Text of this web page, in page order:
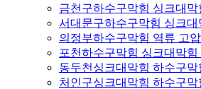
금천구하수구막힘 싱크대
서대문구하수구막힘 싱크
의정부하수구막힘 역류 고
포천하수구막힘 싱크대막힘
동두천싱크대막힘 하수구
처인구싱크대막힘 하수구